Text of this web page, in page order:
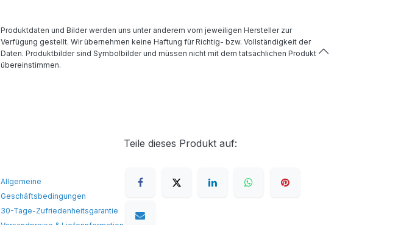
Produktdaten und Bilder werden uns unter anderem vom jeweiligen Hersteller zur
Verfügung gestellt. Wir übernehmen keine Haftung für Richtig- bzw. Vollständigkeit der
Daten. Produktbilder sind Symbolbilder und müssen nicht mit dem tatsächlichen Produkt
übereinstimmen.
Allgemeine
Geschäftsbedingungen
30-Tage-Zufriedenheitsgarantie
Teile dieses Produkt auf: